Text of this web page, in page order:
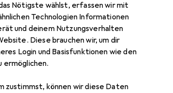
Nötigste wählst, erfassen wir mit
Technologien Informationen
und deinem Nutzungsverhalten
Diese brauchen wir, um dir
Login und Basisfunktionen wie den
ermöglichen.
zustimmst, können wir diese Daten
Baumarkt + Garten Werkzeug + Werkstatt
EUR
329,– statt 349,–